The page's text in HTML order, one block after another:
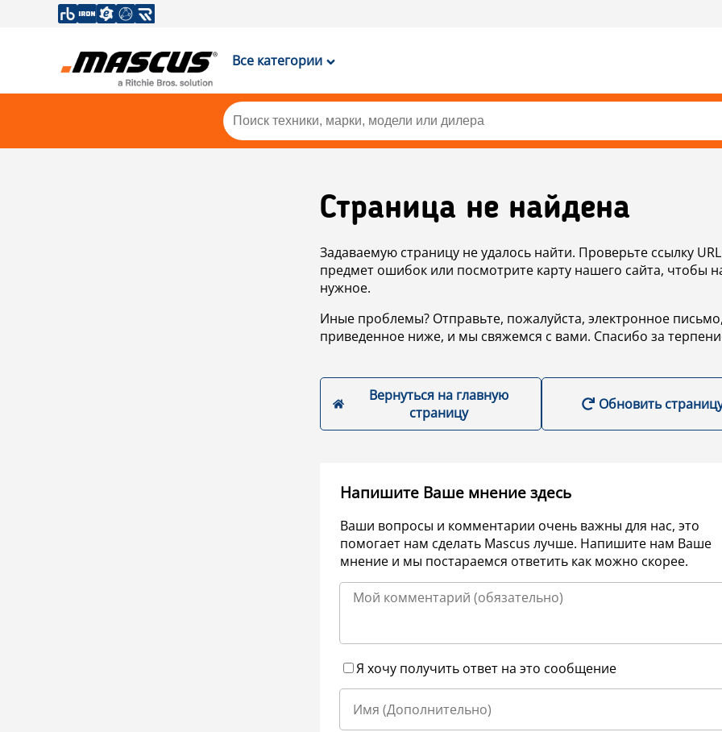
Все категории
Страница не найдена
Задаваемую страницу не удалось найти. Проверьте ссылку
предмет ошибок или посмотрите карту нашего сайта, чтобы
нужное.
Иные проблемы? Отправьте, пожалуйста, электронное
приведенное ниже, и мы свяжемся с вами. Спасибо за
Вернуться на главную
страницу
Обновить
Напишите Ваше мнение здесь
Ваши вопросы и комментарии очень важны для нас, это
помогает нам сделать Mascus лучше. Напишите нам Ваше
мнение и мы постараемся ответить как можно скорее.
Я хочу получить ответ на это сообщение